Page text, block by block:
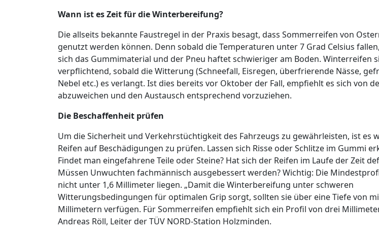
Wann ist es Zeit für die Winterbereifung?
Die allseits bekannte Faustregel in der Praxis besagt, dass Sommerreifen von
genutzt werden können. Denn sobald die Temperaturen unter 7 Grad Celsius
sich das Gummimaterial und der Pneu haftet schwieriger am Boden. Winterreifen
verpflichtend, sobald die Witterung (Schneefall, Eisregen, überfrierende Nässe,
Nebel etc.) es verlangt. Ist dies bereits vor Oktober der Fall, empfiehlt es sich von
abzuweichen und den Austausch entsprechend vorzuziehen.
Die Beschaffenheit prüfen
Um die Sicherheit und Verkehrstüchtigkeit des Fahrzeugs zu gewährleisten, ist es
Reifen auf Beschädigungen zu prüfen. Lassen sich Risse oder Schlitze im Gummi
Findet man eingefahrene Teile oder Steine? Hat sich der Reifen im Laufe der Zeit
Müssen Unwuchten fachmännisch ausgebessert werden? Wichtig: Die
nicht unter 1,6 Millimeter liegen. „Damit die Winterbereifung unter schweren
Witterungsbedingungen für optimalen Grip sorgt, sollten sie über eine Tiefe von
Millimetern verfügen. Für Sommerreifen empfiehlt sich ein Profil von drei
Andreas Röll, Leiter der TÜV NORD-Station Holzminden.